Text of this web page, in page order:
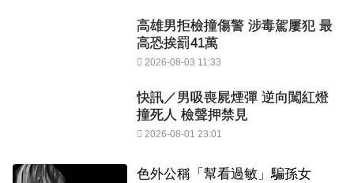
高雄男拒檢撞傷警 涉毒駕屢犯 最
高恐挨罰41萬
2026-08-03 11:33
快訊／男吸喪屍煙彈 逆向闖紅燈
撞死人 檢聲押禁見
2026-08-01 23:01
色外公稱「幫看過敏」騙孫女